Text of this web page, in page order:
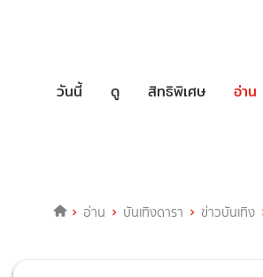
วันนี้ ดู สิทธิพิเศษ อ่าน
อ่าน บันเทิงดารา ข่าวบันเทิง